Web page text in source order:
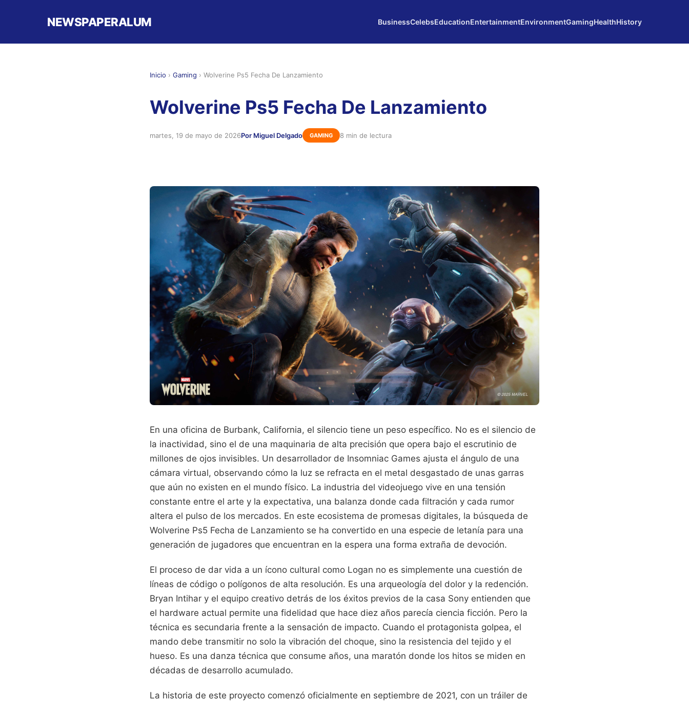
NEWSPAPERALUM BusinessCelebsEducationEntertainmentEnvironmentGamingHealthHistory
Inicio › Gaming › Wolverine Ps5 Fecha De Lanzamiento
Wolverine Ps5 Fecha De Lanzamiento
martes, 19 de mayo de 2026Por Miguel Delgado GAMING 8 min de lectura
En una oficina de Burbank, California, el silencio tiene un peso específico. No es el silencio de
la inactividad, sino el de una maquinaria de alta precisión que opera bajo el escrutinio de
millones de ojos invisibles. Un desarrollador de Insomniac Games ajusta el ángulo de una
cámara virtual, observando cómo la luz se refracta en el metal desgastado de unas garras
que aún no existen en el mundo físico. La industria del videojuego vive en una tensión
constante entre el arte y la expectativa, una balanza donde cada filtración y cada rumor
altera el pulso de los mercados. En este ecosistema de promesas digitales, la búsqueda de
Wolverine Ps5 Fecha de Lanzamiento se ha convertido en una especie de letanía para una
generación de jugadores que encuentran en la espera una forma extraña de devoción.
El proceso de dar vida a un ícono cultural como Logan no es simplemente una cuestión de
líneas de código o polígonos de alta resolución. Es una arqueología del dolor y la redención.
Bryan Intihar y el equipo creativo detrás de los éxitos previos de la casa Sony entienden que
el hardware actual permite una fidelidad que hace diez años parecía ciencia ficción. Pero la
técnica es secundaria frente a la sensación de impacto. Cuando el protagonista golpea, el
mando debe transmitir no solo la vibración del choque, sino la resistencia del tejido y el
hueso. Es una danza técnica que consume años, una maratón donde los hitos se miden en
décadas de desarrollo acumulado.
La historia de este proyecto comenzó oficialmente en septiembre de 2021, con un tráiler de